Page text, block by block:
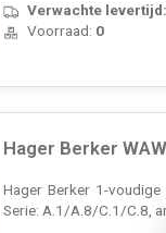
Verwachte
Voorraad: 0
Hager Berker
Hager Berker 1-
Serie: A.1/A.8/C.1/C.8,